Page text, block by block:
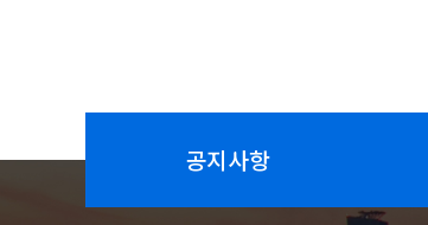
공지사항